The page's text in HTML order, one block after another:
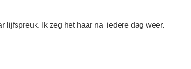
lijfspreuk. Ik zeg het haar na, iedere dag weer.